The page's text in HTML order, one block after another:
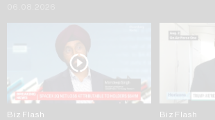
Biz Flash Biz Flash